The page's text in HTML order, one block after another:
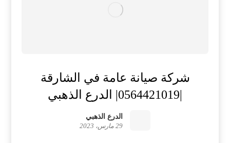
شركة صيانة عامة في الشارقة
|0564421019| الدرع الذهبي
الدرع الذهبي
29 مارس، 2023